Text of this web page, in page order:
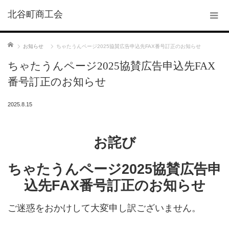
北谷町商工会
ホーム お知らせ ちゃたうんページ2025協賛広告申込先FAX番号訂正のお知らせ
ちゃたうんページ2025協賛広告申込先FAX
番号訂正のお知らせ
2025.8.15
お詫び
ちゃたうんページ2025協賛広告申
込先FAX番号訂正のお知らせ
ご迷惑をおかけして大変申し訳ございません。